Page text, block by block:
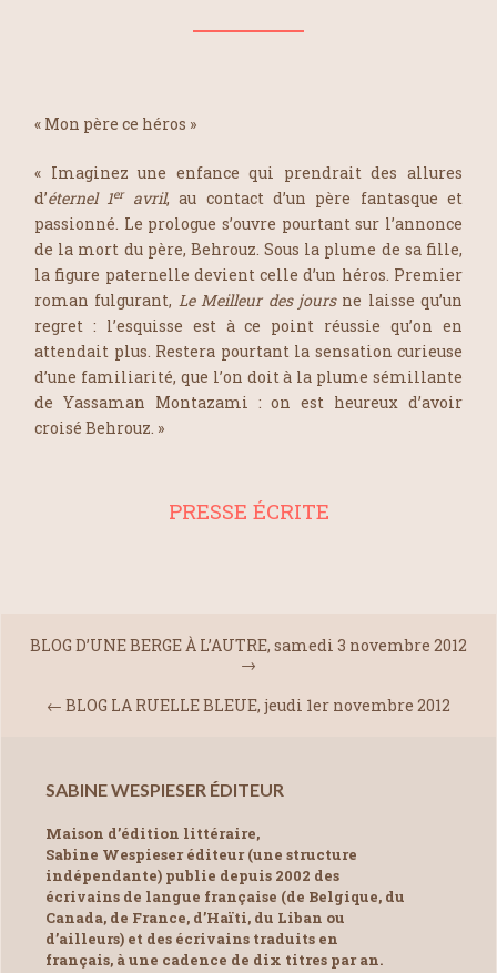
« Mon père ce héros »
« Imaginez une enfance qui prendrait des allures
d’éternel 1eravril, au contact d’un père fantasque et
passionné. Le prologue s’ouvre pourtant sur l’annonce
de la mort du père, Behrouz. Sous la plume de sa fille,
la figure paternelle devient celle d’un héros. Premier
roman fulgurant, Le Meilleur des jours ne laisse qu’un
regret : l’esquisse est à ce point réussie qu’on en
attendait plus. Restera pourtant la sensation curieuse
d’une familiarité, que l’on doit à la plume sémillante
de Yassaman Montazami : on est heureux d’avoir
croisé Behrouz. »
PRESSE ÉCRITE
BLOG D’UNE BERGE À L’AUTRE, samedi 3 novembre 2012
→
← BLOG LA RUELLE BLEUE, jeudi 1er novembre 2012
SABINE WESPIESER ÉDITEUR
Maison d’édition littéraire,
Sabine Wespieser éditeur (une structure
indépendante) publie depuis 2002 des
écrivains de langue française (de Belgique, du
Canada, de France, d’Haïti, du Liban ou
d’ailleurs) et des écrivains traduits en
français, à une cadence de dix titres par an.